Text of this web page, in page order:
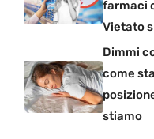
farmaci
Vietato
Dimmi
come
stiamo